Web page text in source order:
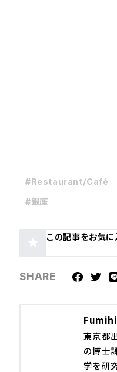
#Restaurant/Café
#銀座
この記事をお気
SHARE
東京都
の博士
学を研